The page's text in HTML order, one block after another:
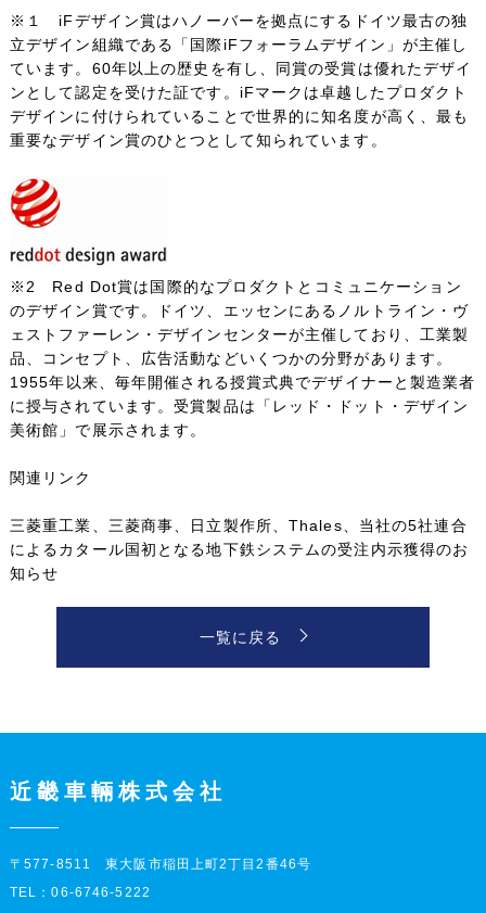
※１ iFデザイン賞はハノーバーを拠点にするドイツ最古の独
立デザイン組織である「国際iFフォーラムデザイン」が主催し
ています。60年以上の歴史を有し、同賞の受賞は優れたデザイ
ンとして認定を受けた証です。iFマークは卓越したプロダクト
デザインに付けられていることで世界的に知名度が高く、最も
重要なデザイン賞のひとつとして知られています。
※2 Red Dot賞は国際的なプロダクトとコミュニケーション
のデザイン賞です。ドイツ、エッセンにあるノルトライン・ヴ
ェストファーレン・デザインセンターが主催しており、工業製
品、コンセプト、広告活動などいくつかの分野があります。
1955年以来、毎年開催される授賞式典でデザイナーと製造業者
に授与されています。受賞製品は「レッド・ドット・デザイン
美術館」で展示されます。
関連リンク
三菱重工業、三菱商事、日立製作所、Thales、当社の5社連合
によるカタール国初となる地下鉄システムの受注内示獲得のお
知らせ
一覧に戻る
近畿車輛株式会社
〒577-8511 東大阪市稲田上町2丁目2番46号
TEL：06-6746-5222